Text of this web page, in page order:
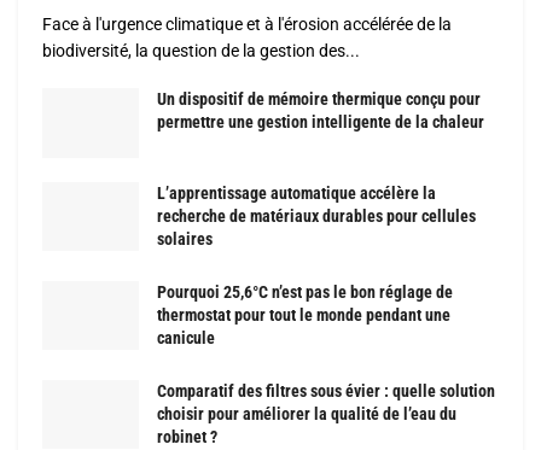
Face à l'urgence climatique et à l'érosion accélérée de la
biodiversité, la question de la gestion des...
Un dispositif de mémoire thermique conçu pour
permettre une gestion intelligente de la chaleur
L’apprentissage automatique accélère la
recherche de matériaux durables pour cellules
solaires
Pourquoi 25,6°C n’est pas le bon réglage de
thermostat pour tout le monde pendant une
canicule
Comparatif des filtres sous évier : quelle solution
choisir pour améliorer la qualité de l’eau du
robinet ?